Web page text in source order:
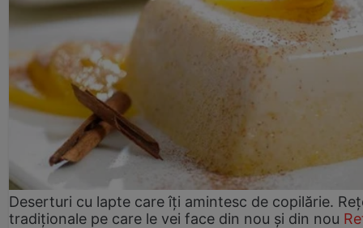
Deserturi cu lapte care îți amintesc de copilărie.
tradiționale pe care le vei face din nou și din nou